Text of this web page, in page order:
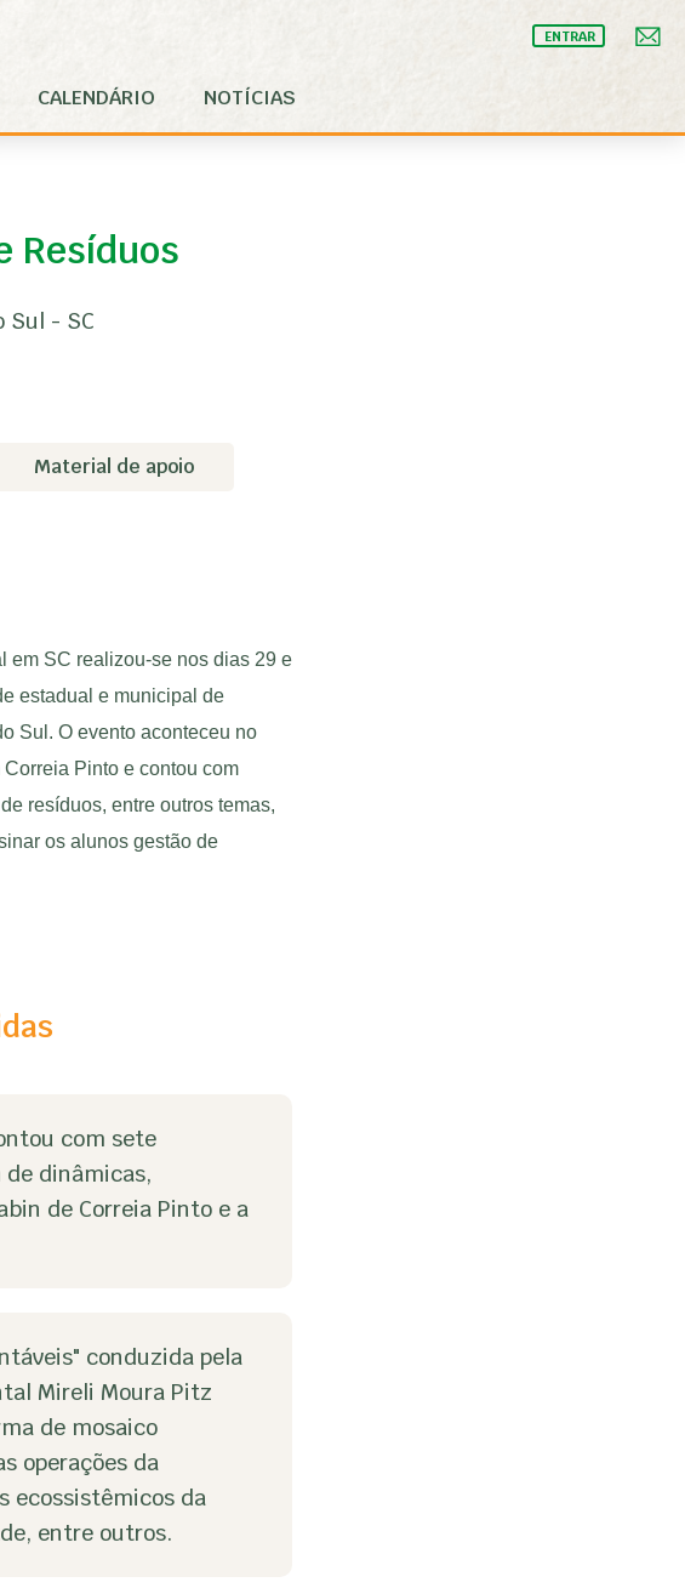
ENTRAR
CALENDÁRIO NOTÍCIAS
Resíduos
Sul - SC
Material de apoio
em SC realizou-se nos dias 29 e
estadual e municipal de
Sul . O evento aconteceu no
Pinto e contou com
resíduos, entre outros temas,
os alunos gestão de
com sete
de dinâmicas,
de Correia Pinto e a
conduzida pela
Mireli Moura Pitz
de mosaico
operações da
ecossistêmicos da
entre outros.